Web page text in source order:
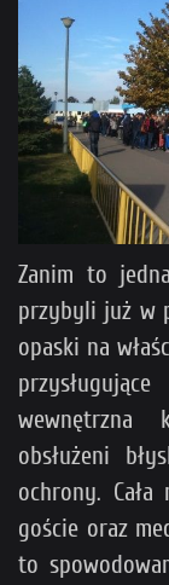
Zanim to
przybyli już w
opaski na
wewnętrzna
obsłużeni
ochrony.
goście oraz
to